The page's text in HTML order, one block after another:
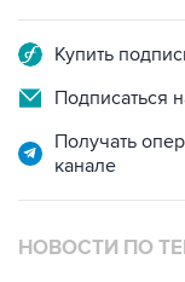
Купить
Подписаться
Получать
канале
НОВОСТИ ПО